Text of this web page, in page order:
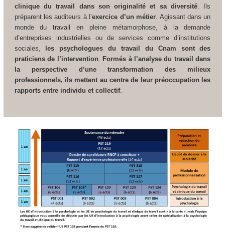
clinique du travail dans son originalité et sa diversité . Ils
préparent les auditeurs à l’exercice d’un métier . Agissant dans un
monde du travail en pleine métamorphose, à la demande
d’entreprises industrielles ou de services comme d’institutions
sociales,
les psychologues du travail du Cnam sont des
praticiens de l’intervention
Formés à l’analyse du travail dans
la perspective d’une transformation des milieux
professionnels, ils mettent au centre de leur préoccupation les
rapports entre individu et collectif.